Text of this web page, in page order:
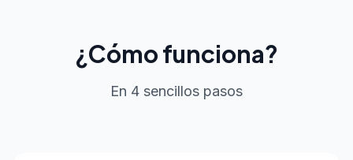
¿Cómo funciona?
En 4 sencillos pasos